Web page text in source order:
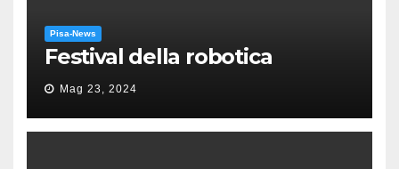
Pisa-News
Festival della robotica
Mag 23, 2024